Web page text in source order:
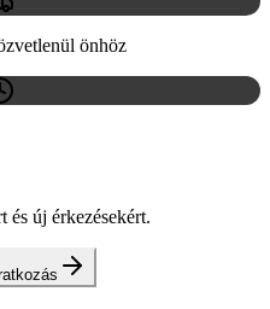
önhöz
új érkezésekért.